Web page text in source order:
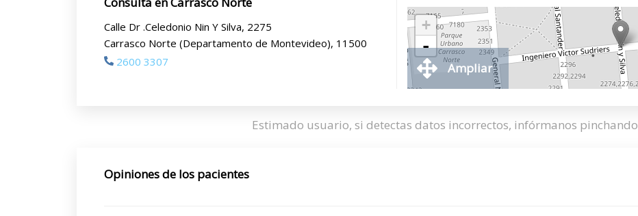
Calle Dr .Celedonio Nin Y Silva, 2275
Carrasco Norte (Departamento de Montevideo), 11500
2600 3307
+
-
Ampliar
Estimado usuario, si detectas datos incorrectos, infórmanos pinchando
Opiniones de los pacientes